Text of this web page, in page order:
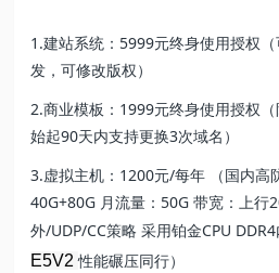
1.建站系统：5999元终身使用授权
发，可修改版权）
2.商业模板：1999元终身使用授权
始起90天内支持更换3次域名）
3.虚拟主机：1200元/每年 （国内高
40G+80G 月流量：50G 带宽：上
外/UDP/CC策略 采用铂金CPU
E5V2性能碾压同行）